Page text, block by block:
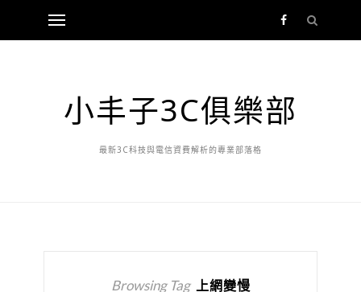
小丰子3C俱樂部
最新3C科技與電信資費解析的專業部落格
Browsing Tag 上網變慢